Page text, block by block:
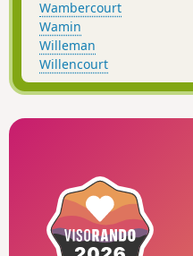
Wambercourt
Wamin
Willeman
Willencourt